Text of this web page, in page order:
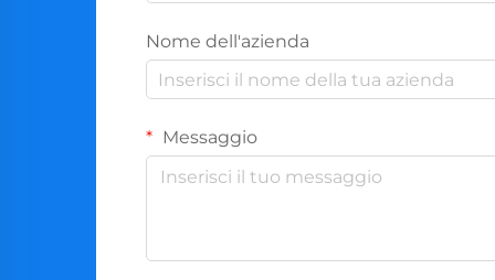
Nome dell'azienda
Messaggio